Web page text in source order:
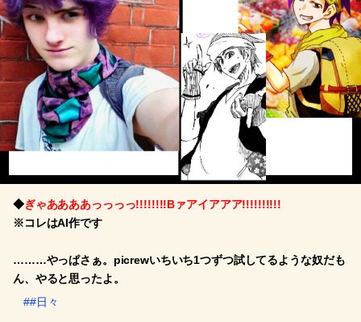
◆ぎゃああああっっっっ!!!!!!!!Bァアイアアア!!!!!!!!!!
※コレはAI作です
………やっぱさぁ。picrewいちいち1つずつ試してるような奴だも
ん、やると思ったよ。
##日々